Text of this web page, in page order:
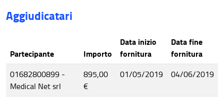
Aggiudicatari
Partecipante Importo
Data inizio
fornitura
Data fine
fornitura
01682800899 -
Medical Net srl
895,00
€
01/05/2019 04/06/2019